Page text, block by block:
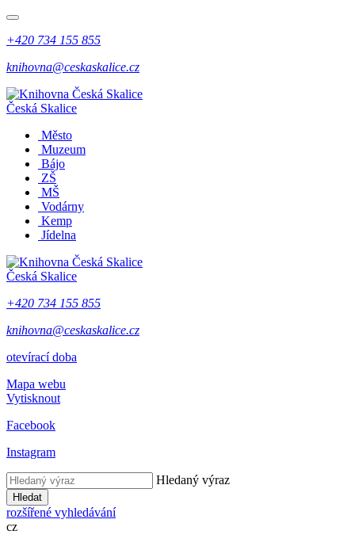
+420 734 155 855
knihovna@ceskaskalice.cz
Česká Skalice
Město
Muzeum
Bájo
ZŠ
MŠ
Vodárny
Kemp
Jídelna
Česká Skalice
+420 734 155 855
knihovna@ceskaskalice.cz
otevírací doba
Mapa webu
Vytisknout
Facebook
Instagram
Hledaný výraz
Hledat
rozšířené vyhledávání
cz